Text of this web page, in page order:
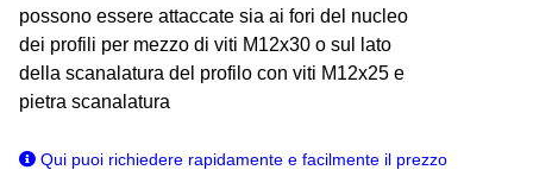
possono essere attaccate sia ai fori del nucleo
dei profili per mezzo di viti M12x30 o sul lato
della scanalatura del profilo con viti M12x25 e
pietra scanalatura
Qui puoi richiedere rapidamente e facilmente il prezzo